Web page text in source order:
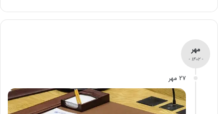
مهر
- 1402 -
27 مهر